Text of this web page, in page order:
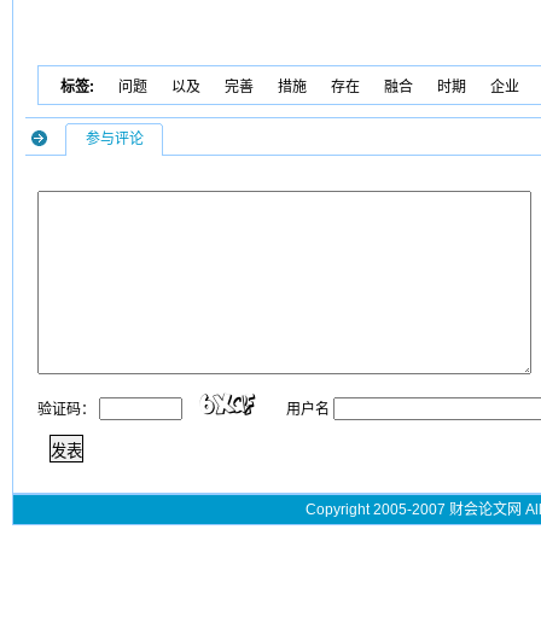
标签: 问题 以及 完善 措施 存在 融合 时期 企业
参与评论
验证码： 用户名
Copyright 2005-2007 财会论文网